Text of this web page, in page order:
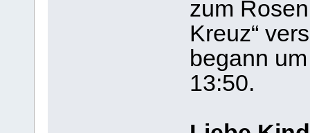
zum
Kreuz“
begann
13:50.